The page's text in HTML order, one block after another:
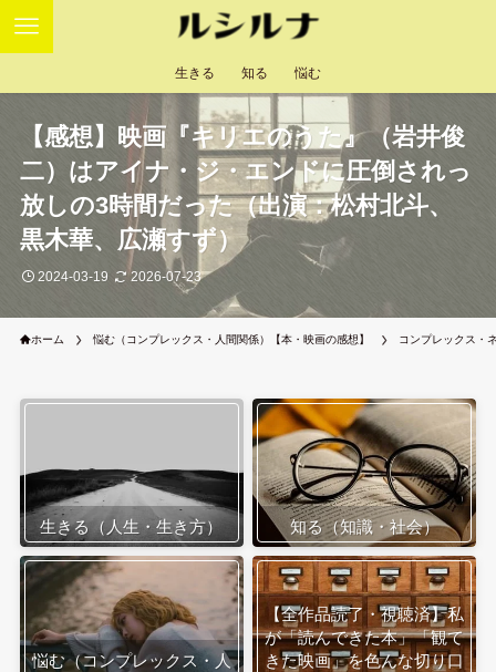
生きる 知る 悩む
【感想】映画『キリエのうた』（岩井俊
二）はアイナ・ジ・エンドに圧倒されっ
放しの3時間だった（出演：松村北斗、
黒木華、広瀬すず）
2024-03-19 2026-07-23
ホーム 悩む（コンプレックス・人間関係）【本・映画の感想】 コンプレックス・
生きる（人生・生き方） 知る（知識・社会）
悩む（コンプレックス・人
【全作品読了・視聴済】私
が「読んできた本」「観て
きた映画」を色んな切り口